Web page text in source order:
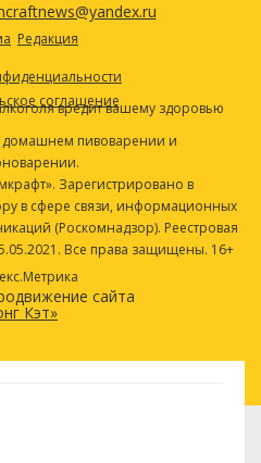
Редакция
соглашение
вредит вашему здоровью
пивоварении и
Зарегистрировано в
в сфере связи, информационных
(Роскомнадзор). Реестровая
Все права защищены. 16+
сайта
Кэт»